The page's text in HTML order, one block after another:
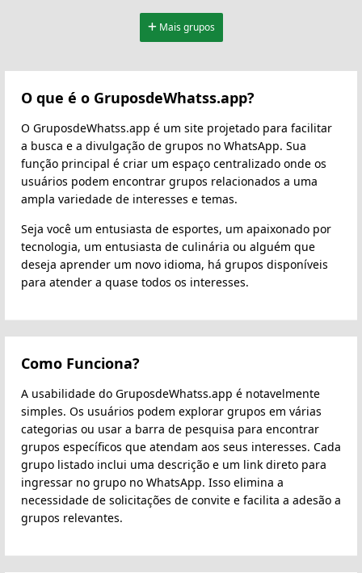
Mais grupos
O que é o GruposdeWhatss.app?
O GruposdeWhatss.app é um site projetado para facilitar
a busca e a divulgação de grupos no WhatsApp. Sua
função principal é criar um espaço centralizado onde os
usuários podem encontrar grupos relacionados a uma
ampla variedade de interesses e temas.
Seja você um entusiasta de esportes, um apaixonado por
tecnologia, um entusiasta de culinária ou alguém que
deseja aprender um novo idioma, há grupos disponíveis
para atender a quase todos os interesses.
Como Funciona?
A usabilidade do GruposdeWhatss.app é notavelmente
simples. Os usuários podem explorar grupos em várias
categorias ou usar a barra de pesquisa para encontrar
grupos específicos que atendam aos seus interesses. Cada
grupo listado inclui uma descrição e um link direto para
ingressar no grupo no WhatsApp. Isso elimina a
necessidade de solicitações de convite e facilita a adesão a
grupos relevantes.